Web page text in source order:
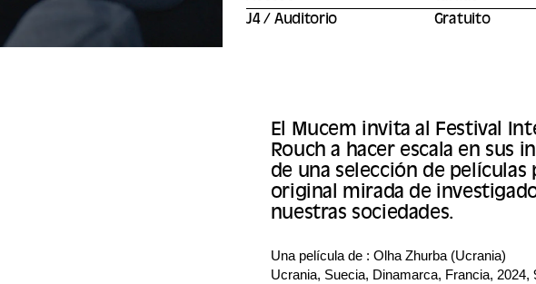
J4 / Auditorio
Gratuito
El Mucem invita al Festival
Rouch a hacer escala en sus
de una selección de
original mirada de
nuestras sociedades.
Una película de : Olha Zhurba (Ucrania)
Ucrania, Suecia, Dinamarca, Francia, 2024,